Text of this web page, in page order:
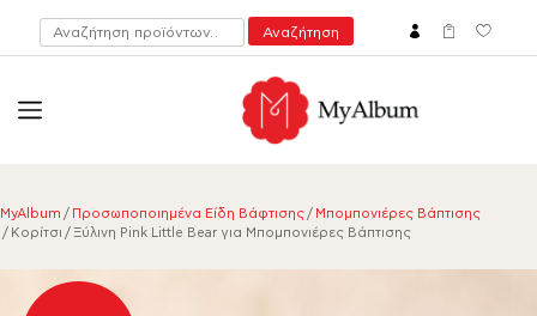
Αναζήτηση
για:
Αναζήτηση
open
MyAlbum / Προσωποποιημένα Είδη Βάφτισης / Μπομπονιέρες Βάπτισης
/ Κορίτσι / Ξύλινη Pink Little Bear για Μπομπονιέρες Βάπτισης